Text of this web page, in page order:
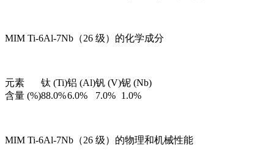
MIM Ti-6Al-7Nb（26 级）的化学成分
元素 钛 (Ti)铝 (Al)钒 (V)铌 (Nb)
含量 (%)88.0%6.0% 7.0% 1.0%
MIM Ti-6Al-7Nb（26 级）的物理和机械性能